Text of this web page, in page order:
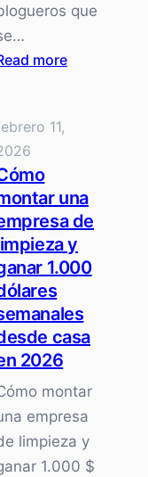
que
more:
Sigue
Estos
Tres
Pasos
11,
una
de
y
1.000
casa
2026
montar
empresa
limpieza y
1.000 $